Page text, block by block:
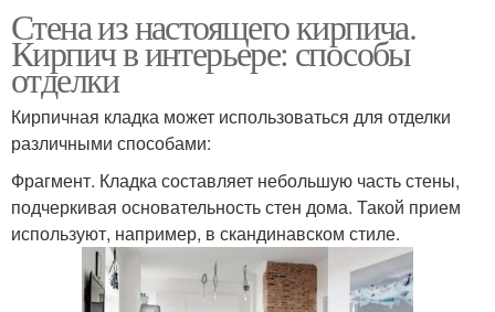
Стена из настоящего кирпича.
Кирпич в интерьере: способы
отделки
Кирпичная кладка может использоваться для отделки
различными способами:
Фрагмент. Кладка составляет небольшую часть стены,
подчеркивая основательность стен дома. Такой прием
используют, например, в скандинавском стиле.